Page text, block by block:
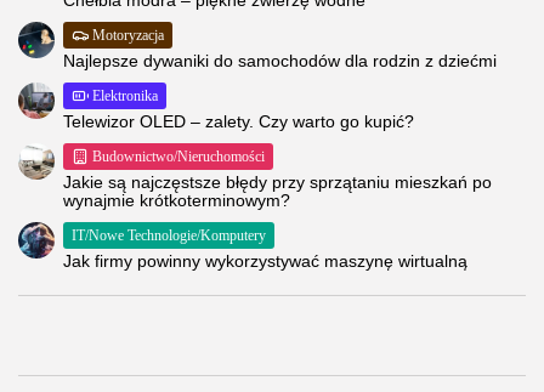
Motoryzacja
Najlepsze dywaniki do samochodów dla rodzin z dziećmi
Elektronika
Telewizor OLED – zalety. Czy warto go kupić?
Budownictwo/Nieruchomości
Jakie są najczęstsze błędy przy sprzątaniu mieszkań po
wynajmie krótkoterminowym?
IT/Nowe Technologie/Komputery
Jak firmy powinny wykorzystywać maszynę wirtualną